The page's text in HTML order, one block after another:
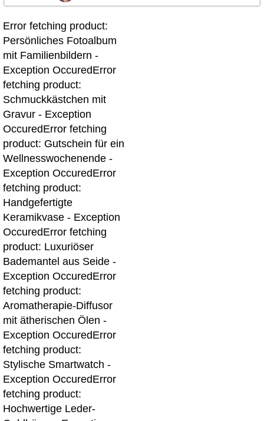
Error fetching product:
Persönliches Fotoalbum
mit Familienbildern -
Exception OccuredError
fetching product:
Schmuckkästchen mit
Gravur - Exception
OccuredError fetching
product: Gutschein für ein
Wellnesswochenende -
Exception OccuredError
fetching product:
Handgefertigte
Keramikvase - Exception
OccuredError fetching
product: Luxuriöser
Bademantel aus Seide -
Exception OccuredError
fetching product:
Aromatherapie-Diffusor
mit ätherischen Ölen -
Exception OccuredError
fetching product:
Stylische Smartwatch -
Exception OccuredError
fetching product:
Hochwertige Leder-